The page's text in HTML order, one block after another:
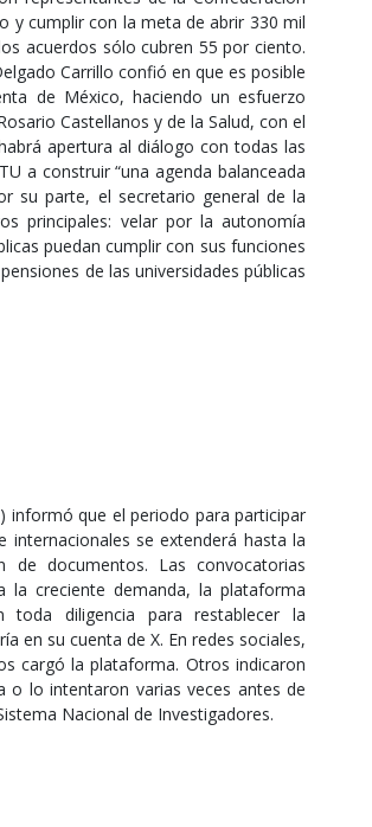
y cumplir con la meta de abrir 330 mil
acuerdos sólo cubren 55 por ciento.
Carrillo confió en que es posible
de México, haciendo un esfuerzo
Castellanos y de la Salud, con el
apertura al diálogo con todas las
a construir “una agenda balanceada
su parte, el secretario general de la
principales: velar por la autonomía
puedan cumplir con sus funciones
de las universidades públicas
informó que el periodo para participar
se extenderá hasta la
documentos. Las convocatorias
la creciente demanda, la plataforma
toda diligencia para restablecer la
en su cuenta de X. En redes sociales,
cargó la plataforma. Otros indicaron
o lo intentaron varias veces antes de
Nacional de Investigadores.